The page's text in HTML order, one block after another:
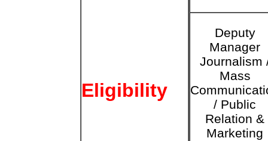
Eligibility
Deputy
Manager
Journalism
Mass
/ Public
Relation &
Marketing